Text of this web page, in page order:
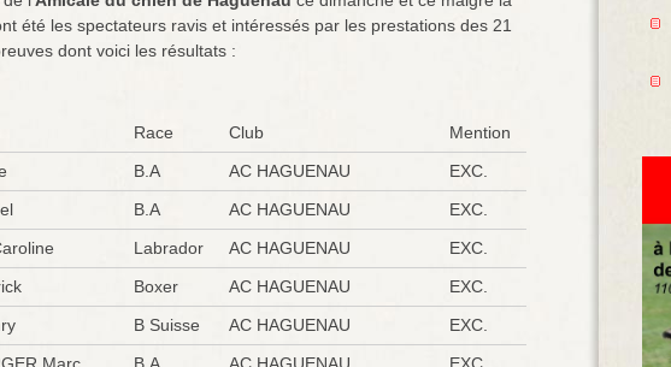
été les spectateurs ravis et intéressés par les prestations des 21
dont voici les résultats :
Race Club
Mention
B.A AC HAGUENAU
EXC.
B.A AC HAGUENAU
EXC.
Labrador AC HAGUENAU
EXC.
Boxer AC HAGUENAU
EXC.
B Suisse AC HAGUENAU
EXC.
Marc B.A AC HAGUENAU
EXC.